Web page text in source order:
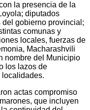
la presencia de la
diputados
gobierno provincial;
comunas y
locales, fuerzas de
Macharashvili
nombre del Municipio
los lazos de
localidades.
actas compromiso
que incluyen